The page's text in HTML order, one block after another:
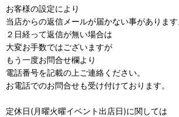
お客様の設定により
当店からの返信メールが届かない事があります
２日経って返信が無い場合は
大変お手数ではございますが
もう一度お問合せ欄より
電話番号を記載の上ご連絡ください。
お電話でのお問合せも受け付けております。
定休日(月曜火曜イベント出店日)に関しては